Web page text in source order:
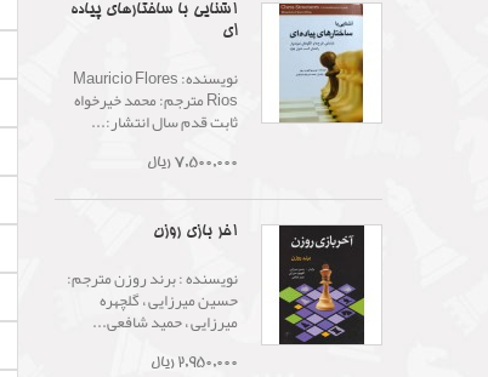
آشنایی با ساختارهای پیاده
ای
نویسنده: Mauricio Flores
Rios مترجم: محمد خیرخواه
ثابت قدم سال انتشار:...
7,500,000 ریال
آخر بازی روزن
نویسنده : برند روزن مترجم:
حسین میرزایی ، گلچهره
میرزایی ، حمید شافعی...
2,950,000 ریال